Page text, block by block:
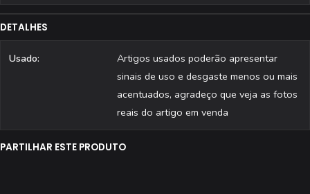
DETALHES
Usado:
Artigos usados poderão apresentar
sinais de uso e desgaste menos ou mais
acentuados, agradeço que veja as fotos
reais do artigo em venda
PARTILHAR ESTE PRODUTO